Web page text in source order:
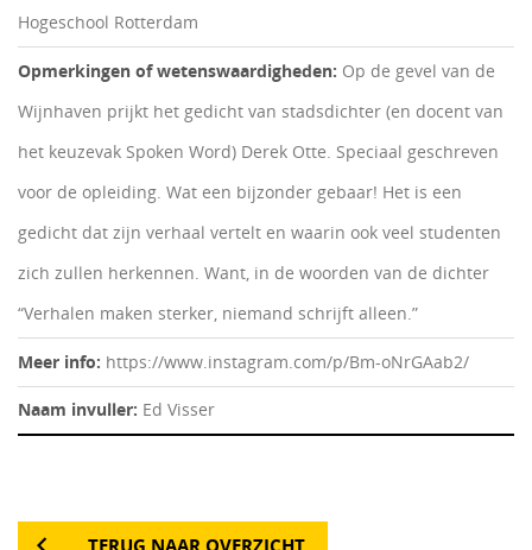
Hogeschool Rotterdam
Opmerkingen of wetenswaardigheden: Op de gevel van de
Wijnhaven prijkt het gedicht van stadsdichter (en docent van
het keuzevak Spoken Word) Derek Otte. Speciaal geschreven
voor de opleiding. Wat een bijzonder gebaar! Het is een
gedicht dat zijn verhaal vertelt en waarin ook veel studenten
zich zullen herkennen. Want, in de woorden van de dichter
“Verhalen maken sterker, niemand schrijft alleen.”
Meer info: https://www.instagram.com/p/Bm-oNrGAab2/
Naam invuller: Ed Visser